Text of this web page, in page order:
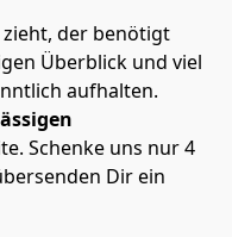
der benötigt
Überblick und viel
aufhalten.
Schenke uns nur4
Dir ein